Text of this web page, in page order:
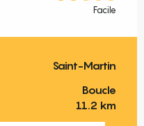
Facile
Saint-Martin
Boucle
11.2 km